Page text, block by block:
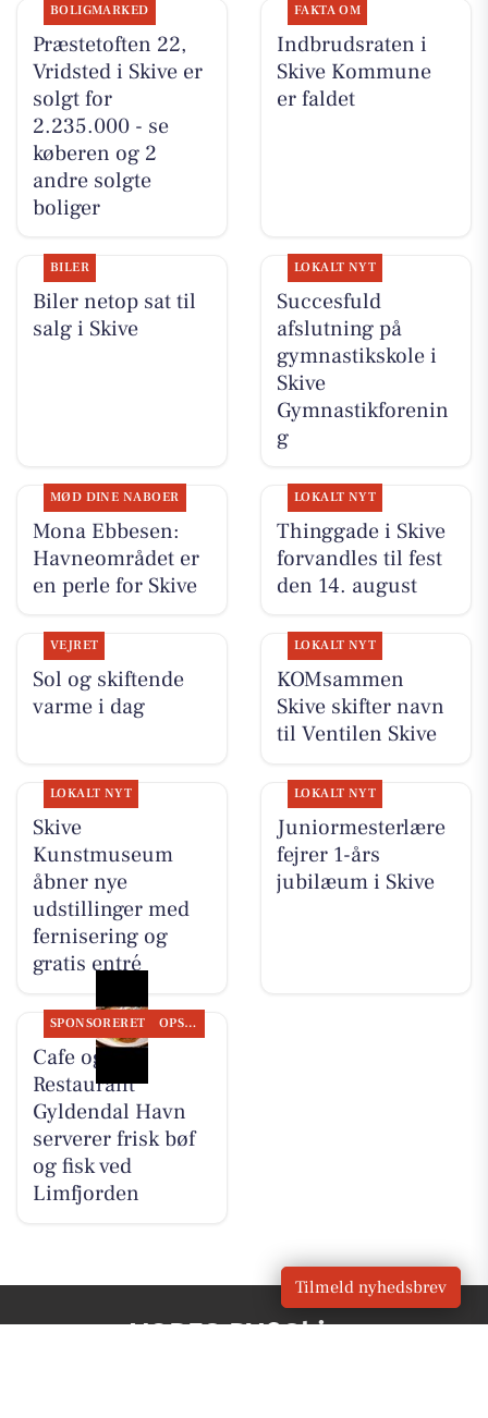
BOLIGMARKED
Præstetoften 22,
Vridsted i Skive er
solgt for
2.235.000 - se
køberen og 2
andre solgte
boliger
FAKTA OM
Indbrudsraten i
Skive Kommune
er faldet
BILER
Biler netop sat til
salg i Skive
LOKALT NYT
Succesfuld
afslutning på
gymnastikskole i
Skive
Gymnastikforenin
g
MØD DINE NABOER
Mona Ebbesen:
Havneområdet er
en perle for Skive
LOKALT NYT
Thinggade i Skive
forvandles til fest
den 14. august
VEJRET
Sol og skiftende
varme i dag
LOKALT NYT
KOMsammen
Skive skifter navn
til Ventilen Skive
LOKALT NYT
Skive
Kunstmuseum
åbner nye
udstillinger med
fernisering og
gratis entré
LOKALT NYT
Juniormesterlære
fejrer 1-års
jubilæum i Skive
SPONSORERET OPSLAGSTAVLEN
Cafe og
Restaurant
Gyldendal Havn
serverer frisk bøf
og fisk ved
Limfjorden
VORES BY Skive
Tilmeld nyhedsbrev